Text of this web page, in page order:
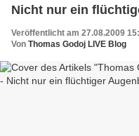
Nicht nur ein
Veröffentlicht am 27.08.2009
Von Thomas Godoj LIVE Blog